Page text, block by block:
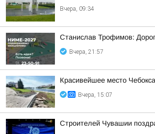
Вчера, 09:34
Станислав Трофимов:
Вчера, 21:57
Красивейшее место
Вчера, 15:07
Строителей Чувашии